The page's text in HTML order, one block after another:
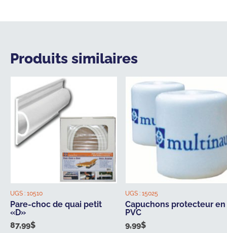
Produits similaires
UGS : 10510
Pare-choc de quai petit
«D»
87,99$
UGS : 15025
Capuchons protecteur en
PVC
9,99$